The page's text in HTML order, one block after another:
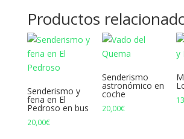
Productos
Senderismo y
feria en El
Pedroso en bus
20,00€
Senderismo
astronómico en
coche
20,00€